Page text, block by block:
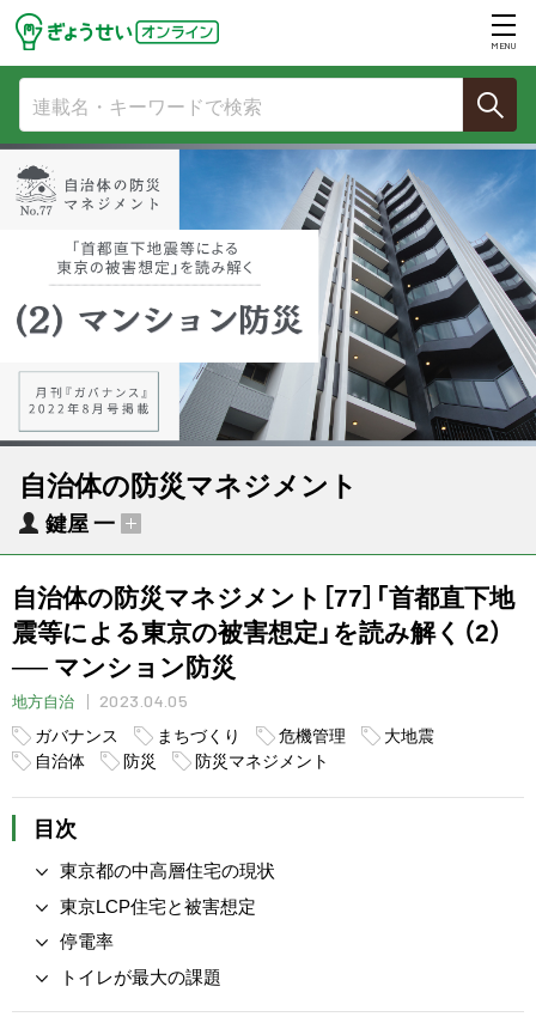
MENU
自治体の防災マネジメント
鍵屋 一
自治体の防災マネジメント［77］「首都直下地
震等による東京の被害想定」を読み解く（2）
── マンション防災
地方自治
2023.04.05
ガバナンス
まちづくり 危機管理
大地震
自治体
防災 防災マネジメント
目次
東京都の中高層住宅の現状
東京LCP住宅と被害想定
停電率
トイレが最大の課題